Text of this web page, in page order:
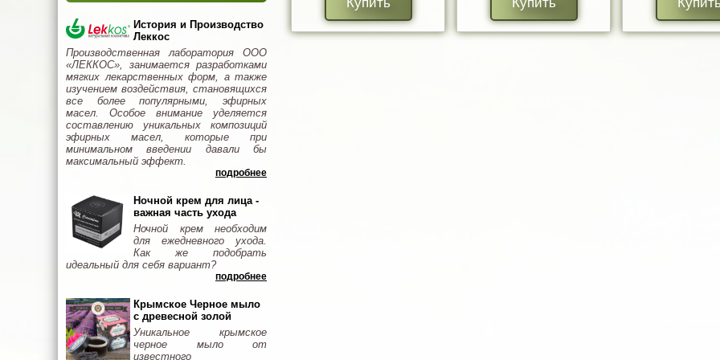
История и Производство
Леккос
Производственная лаборатория ООО
«ЛЕККОС», занимается разработками
мягких лекарственных форм, а также
изучением воздействия, становящихся
все более популярными, эфирных
масел. Особое внимание уделяется
составлению уникальных композиций
эфирных масел, которые при
минимальном введении давали бы
максимальный эффект.
подробнее
Ночной крем для лица -
важная часть ухода
Ночной крем необходим
для ежедневного ухода.
Как же подобрать
идеальный для себя вариант?
подробнее
Крымское Черное мыло
с древесной золой
Уникальное крымское
черное мыло от
известного
Купить Купить